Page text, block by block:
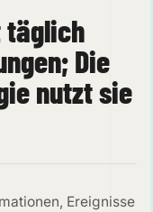
täglich
Die
nutzt sie
Ereignisse